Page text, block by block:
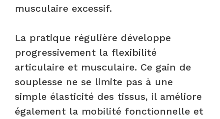
musculaire excessif.
La pratique régulière développe
progressivement la flexibilité
articulaire et musculaire. Ce gain de
souplesse ne se limite pas à une
simple élasticité des tissus, il améliore
également la mobilité fonctionnelle et